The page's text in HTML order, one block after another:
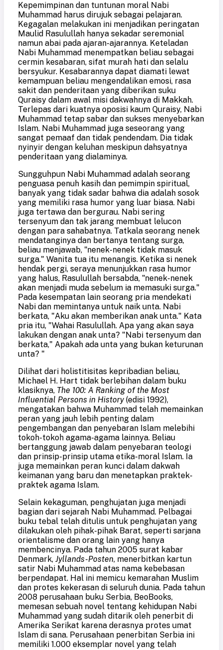
Kepemimpinan dan tuntunan moral Nabi
Muhammad harus dirujuk sebagai pelajaran.
Kegagalan melakukan ini menjadikan peringatan
Maulid Rasulullah hanya sekadar seremonial
namun abai pada ajaran-ajarannya. Keteladan
Nabi Muhammad menempatkan beliau sebagai
cermin kesabaran, sifat murah hati dan selalu
bersyukur. Kesabarannya dapat diamati lewat
kemampuan beliau mengendalikan emosi, rasa
sakit dan penderitaan yang diberikan suku
Quraisy dalam awal misi dakwahnya di Makkah.
Terlepas dari kuatnya oposisi kaum Quraisy, Nabi
Muhammad tetap sabar dan sukses menyebarkan
Islam. Nabi Muhammad juga seseorang yang
sangat pemaaf dan tidak pendendam. Dia tidak
nyinyir dengan keluhan meskipun dahsyatnya
penderitaan yang dialaminya.
Sungguhpun Nabi Muhammad adalah seorang
penguasa penuh kasih dan pemimpin spiritual,
banyak yang tidak sadar bahwa dia adalah sosok
yang memiliki rasa humor yang luar biasa. Nabi
juga tertawa dan bergurau. Nabi sering
tersenyum dan tak jarang membuat lelucon
dengan para sahabatnya. Tatkala seorang nenek
mendatanginya dan bertanya tentang surga,
beliau menjawab, "nenek-nenek tidak masuk
surga." Wanita tua itu menangis. Ketika si nenek
hendak pergi, seraya menunjukkan rasa humor
yang halus, Rasulullah bersabda, "nenek-nenek
akan menjadi muda sebelum ia memasuki surga."
Pada kesempatan lain seorang pria mendekati
Nabi dan memintanya untuk naik unta. Nabi
berkata, "Aku akan memberikan anak unta." Kata
pria itu, "Wahai Rasulullah. Apa yang akan saya
lakukan dengan anak unta? "Nabi tersenyum dan
berkata," Apakah ada unta yang bukan keturunan
unta? "
Dilihat dari holistitisitas kepribadian beliau,
Michael H. Hart tidak berlebihan dalam buku
klasiknya, The 100: A Ranking of the Most
Influential Persons in History(edisi 1992),
mengatakan bahwa Muhammad telah memainkan
peran yang jauh lebih penting dalam
pengembangan dan penyebaran Islam melebihi
tokoh-tokoh agama-agama lainnya. Beliau
bertanggung jawab dalam penyebaran teologi
dan prinsip-prinsip utama etika-moral Islam. Ia
juga memainkan peran kunci dalam dakwah
keimanan yang baru dan menetapkan praktek-
praktek agama Islam.
Selain kekaguman, penghujatan juga menjadi
bagian dari sejarah Nabi Muhammad. Pelbagai
buku tebal telah ditulis untuk penghujatan yang
dilakukan oleh pihak-pihak Barat, seperti sarjana
orientalisme dan orang lain yang hanya
membencinya. Pada tahun 2005 surat kabar
Denmark, Jyllands-Posten, menerbitkan kartun
satir Nabi Muhammad atas nama kebebasan
berpendapat. Hal ini memicu kemarahan Muslim
dan protes kekerasan di seluruh dunia. Pada tahun
2008 perusahaan buku Serbia, BeoBooks,
memesan sebuah novel tentang kehidupan Nabi
Muhammad yang sudah ditarik oleh penerbit di
Amerika Serikat karena derasnya protes umat
Islam di sana. Perusahaan penerbitan Serbia ini
memiliki 1.000 eksemplar novel yang telah